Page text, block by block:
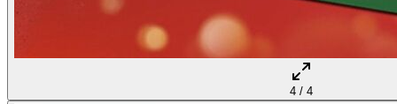
4/ 4